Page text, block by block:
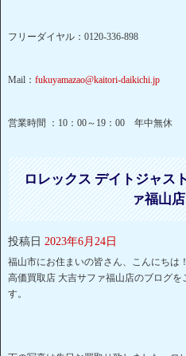
フリーダイヤル：0120-336-898
Mail： fukuyamazao@kaitori-daikichi.jp
営業時間 ：10：00～19：00 年中無休
ロレックス デイトジャス
ァ福山
投稿日 2023年6月24日
福山市にお住まいの皆さん、こんにちは！
高価買取店 大吉サファ福山店のブログ
す。